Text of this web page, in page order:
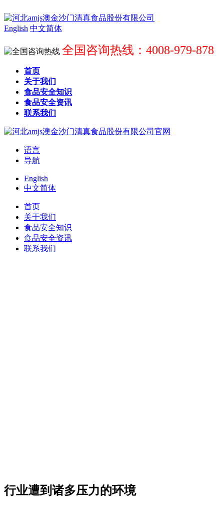
English 中文简体
全国咨询热线：4008-979-878
首页
关于我们
食品安全知识
食品安全资讯
联系我们
语言
导航
English
中文简体
首页
关于我们
食品安全知识
食品安全资讯
联系我们
行业遭到诸多压力的环境